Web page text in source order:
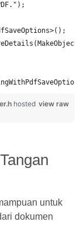
view raw
hosted
untuk
dokumen